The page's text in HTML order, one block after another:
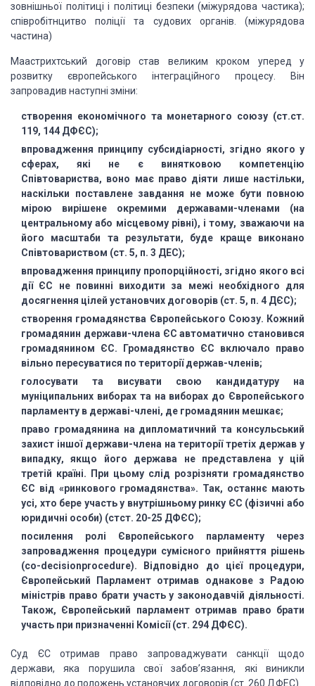
зовнішньої політиці і політиці безпеки (міжурядова частика);
співробітнцитво поліції та судових органів. (міжурядова
частина)
Маастрихтський договір став великим кроком уперед у
розвитку європейського інтеграційного процесу. Він
запровадив наступні зміни:
створення економічного та монетарного союзу (ст.ст.
119, 144 ДФЄС);
впровадження принципу субсидіарності, згідно якого у
сферах, які не є винятковою компетенцію
Співтовариства, воно маєправо діяти лише настільки,
наскільки поставлене завдання не може бути повною
мірою вирішене окремими державами-членами (на
центральному або місцевому рівні), і тому, зважаючи на
його масштаби та результати, буде краще виконано
Співтовариством (ст. 5, п. 3 ДЕС);
впровадження принципу пропорційності, згідно якого всі
дії ЄС не повинні виходити за межі необхідного для
досягнення цілей установчих договорів (ст. 5, п. 4 ДЄС);
створення громадянства Європейського Союзу. Кожний
громадянин держави-члена ЄС автоматично становився
громадянином ЄС. Громадянство ЄС включало право
вільно пересуватися по території держав-членів;
голосувати та висувати свою кандидатуру на
муніципальних виборах та на виборах до Європейського
парламенту в державі-члені, де громадянин мешкає;
право громадянина на дипломатичний та консульський
захист іншої держави-члена на території третіх держав у
випадку, якщо його держава не представлена у цій
третій країні. При цьому слід розрізняти громадянство
ЄС від «ринкового громадянства». Так, останнє мають
усі, хто бере участьу внутрішньому ринку ЄС (фізичні або
юридичні особи) (стст. 20-25 ДФЄС);
посилення ролі Європейського парламенту через
запровадження процедури сумісного прийняття рішень
(co-decisionprocedure). Відповідно до цієї процедури,
Європейський Парламент отримав однакове з Радою
міністрів право брати участь у законодавчій діяльності.
Також, Європейський парламент отримав право брати
участь при призначенні Комісії (ст. 294 ДФЄС).
Суд ЄС отримав право запроваджувати санкції щодо
держави, яка порушила свої забов’язання, які виникли
відповідно до положень установчих договорів (ст. 260 ДФЕС).